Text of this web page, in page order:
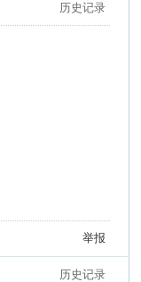
历史记录
举报
历史记录